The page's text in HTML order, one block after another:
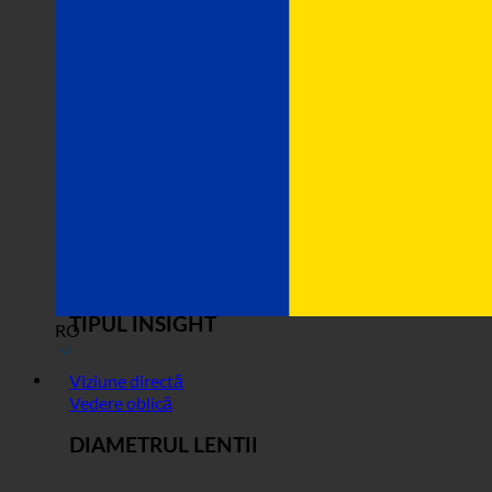
ROTIPUL INSIGHT
Viziune directă
Vedere oblică
DIAMETRUL LENTII